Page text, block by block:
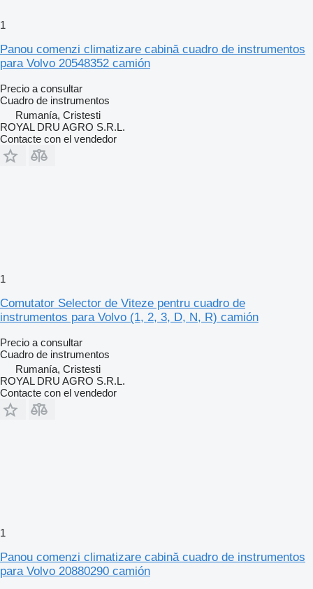
1
Panou comenzi climatizare cabină cuadro de instrumentos
para Volvo 20548352 camión
Precio a consultar
Cuadro de instrumentos
Rumanía, Cristesti
ROYAL DRU AGRO S.R.L.
Contacte con el vendedor
1
Comutator Selector de Viteze pentru cuadro de
instrumentos para Volvo (1, 2, 3, D, N, R) camión
Precio a consultar
Cuadro de instrumentos
Rumanía, Cristesti
ROYAL DRU AGRO S.R.L.
Contacte con el vendedor
1
Panou comenzi climatizare cabină cuadro de instrumentos
para Volvo 20880290 camión